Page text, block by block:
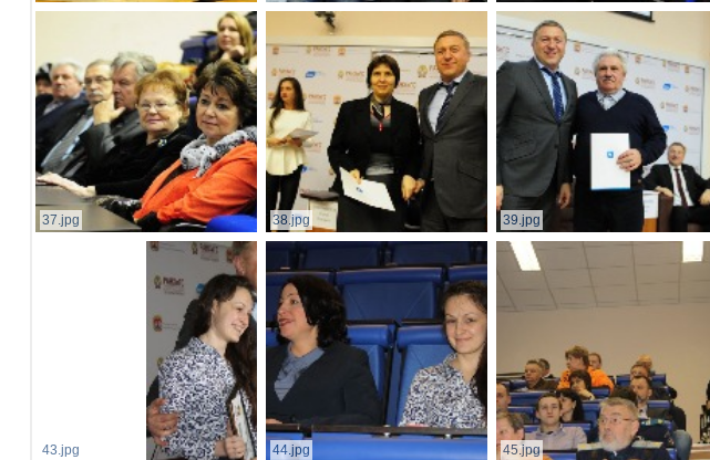
37.jpg 38.jpg 39.jpg
43.jpg 44.jpg 45.jpg